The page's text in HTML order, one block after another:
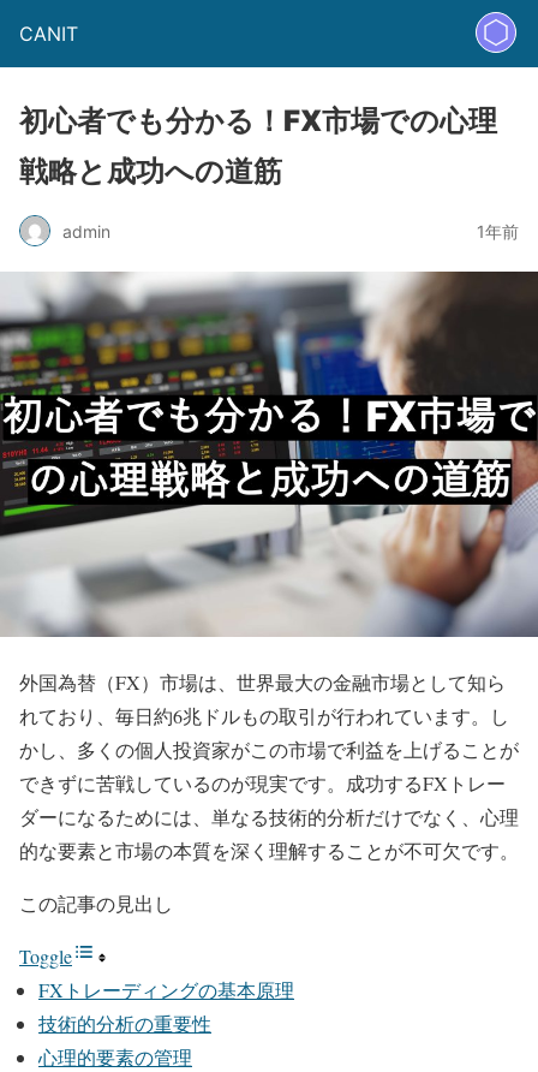
CANIT
初心者でも分かる！FX市場での心理
戦略と成功への道筋
admin 1年前
外国為替（FX）市場は、世界最大の金融市場として知ら
れており、毎日約6兆ドルもの取引が行われています。し
かし、多くの個人投資家がこの市場で利益を上げることが
できずに苦戦しているのが現実です。成功するFXトレー
ダーになるためには、単なる技術的分析だけでなく、心理
的な要素と市場の本質を深く理解することが不可欠です。
この記事の見出し
Toggle
FXトレーディングの基本原理
技術的分析の重要性
心理的要素の管理